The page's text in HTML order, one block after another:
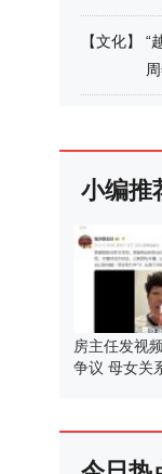
【文化】
“
小编推
房主任发视
争议 母女关